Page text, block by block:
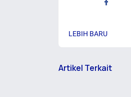
LEBIH BARU
Artikel Terkait